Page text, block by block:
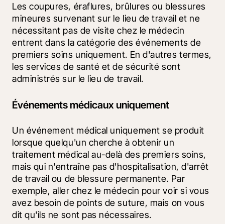
Les coupures, éraflures, brûlures ou blessures
mineures survenant sur le lieu de travail et ne
nécessitant pas de visite chez le médecin
entrent dans la catégorie des événements de
premiers soins uniquement. En d'autres termes,
les services de santé et de sécurité sont
administrés sur le lieu de travail.
Événements médicaux uniquement
Un événement médical uniquement se produit
lorsque quelqu'un cherche à obtenir un
traitement médical au-delà des premiers soins,
mais qui n'entraîne pas d'hospitalisation, d'arrêt
de travail ou de blessure permanente. Par
exemple, aller chez le médecin pour voir si vous
avez besoin de points de suture, mais on vous
dit qu'ils ne sont pas nécessaires.